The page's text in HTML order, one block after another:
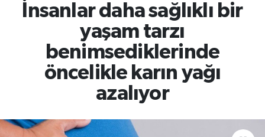
İnsanlar daha sağlıklı bir
yaşam tarzı
benimsediklerinde
öncelikle karın yağı
azalıyor
Spor
Süper Lig Puan Durumu ve Fikstür
Tüm Manşetler
Son Dakika Haberleri
Haber Arşivi